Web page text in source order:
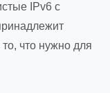
IPv6 с
что нужно для